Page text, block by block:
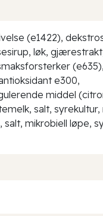
(e1422),
løk,
e300,
middel
salt, syrekultur,
mikrobiell løpe,